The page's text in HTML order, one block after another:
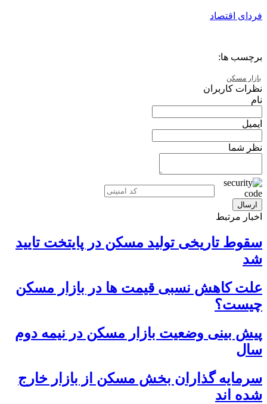
فردای اقتصاد
برچسب ها:
بازار مسکن
نظرات کاربران
نام
ایمیل
نظر شما
اخبار مرتبط
سقوط تاریخی تولید مسکن در پایتخت تایید
شد
علت کاهش نسبی قیمت ها در بازار مسکن
چیست؟
پیش بینی وضعیت بازار مسکن در نیمه دوم
سال
سرمایه گذاران بخش مسکن از بازار خارج
شده اند